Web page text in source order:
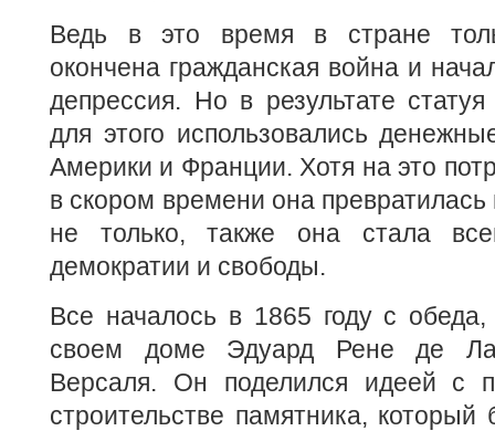
Ведь в это время в стране
окончена гражданская война и
депрессия. Но в результате
для этого использовались
Америки и Франции. Хотя на это
в скором времени она
не только, также она стала
демократии и свободы.
Все началось в 1865 году с
своем доме Эдуард Рене де
Версаля. Он поделился идеей с
строительстве памятника,